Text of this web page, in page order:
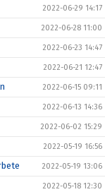
2022-06-29 14:17
2022-06-28 11:00
2022-06-23 14:47
2022-06-21 12:47
2022-06-15 09:11
2022-06-13 14:36
2022-06-02 15:29
2022-05-19 16:56
2022-05-19 13:06
2022-05-18 12:30